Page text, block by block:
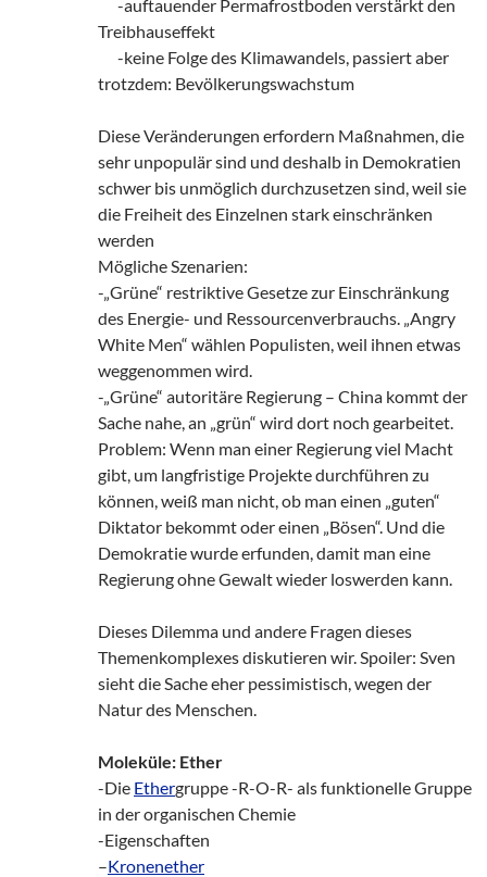
-auftauender Permafrostboden verstärkt den
Treibhauseffekt
-keine Folge des Klimawandels, passiert aber
trotzdem: Bevölkerungswachstum
Diese Veränderungen erfordern Maßnahmen, die
sehr unpopulär sind und deshalb in Demokratien
schwer bis unmöglich durchzusetzen sind, weil sie
die Freiheit des Einzelnen stark einschränken
werden
Mögliche Szenarien:
-„Grüne“ restriktive Gesetze zur Einschränkung
des Energie- und Ressourcenverbrauchs. „Angry
White Men“ wählen Populisten, weil ihnen etwas
weggenommen wird.
-„Grüne“ autoritäre Regierung – China kommt der
Sache nahe, an „grün“ wird dort noch gearbeitet.
Problem: Wenn man einer Regierung viel Macht
gibt, um langfristige Projekte durchführen zu
können, weiß man nicht, ob man einen „guten“
Diktator bekommt oder einen „Bösen“. Und die
Demokratie wurde erfunden, damit man eine
Regierung ohne Gewalt wieder loswerden kann.
Dieses Dilemma und andere Fragen dieses
Themenkomplexes diskutieren wir. Spoiler: Sven
sieht die Sache eher pessimistisch, wegen der
Natur des Menschen.
Moleküle: Ether
-Die Ethergruppe -R-O-R- als funktionelle Gruppe
in der organischen Chemie
-Eigenschaften
–Kronenether